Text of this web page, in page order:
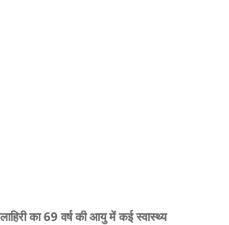
का 69 वर्ष की आयु में कई स्वास्थ्य